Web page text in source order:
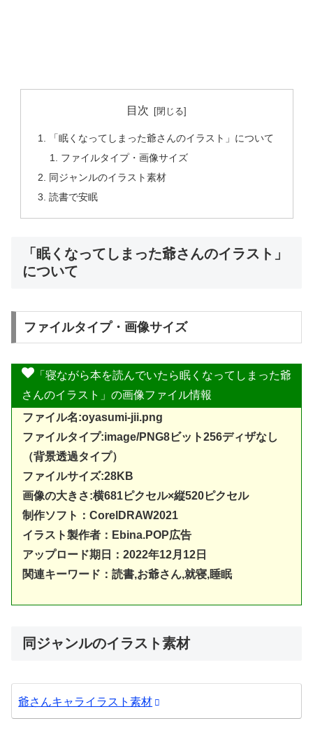
目次
「眠くなってしまった爺さんのイラスト」について
ファイルタイプ・画像サイズ
同ジャンルのイラスト素材
読書で安眠
「眠くなってしまった爺さんのイラスト」
について
ファイルタイプ・画像サイズ
「寝ながら本を読んでいたら眠くなってしまった爺
さんのイラスト」の画像ファイル情報
ファイル名:oyasumi-jii.png
ファイルタイプ:image/PNG8ビット256ディザなし
（背景透過タイプ）
ファイルサイズ:28KB
画像の大きさ:横681ピクセル×縦520ピクセル
制作ソフト： CorelDRAW2021
イラスト製作者：Ebina.POP広告
アップロード期日：2022年12月12日
関連キーワード：読書,お爺さん,就寝,睡眠
同ジャンルのイラスト素材
爺さんキャライラスト素材